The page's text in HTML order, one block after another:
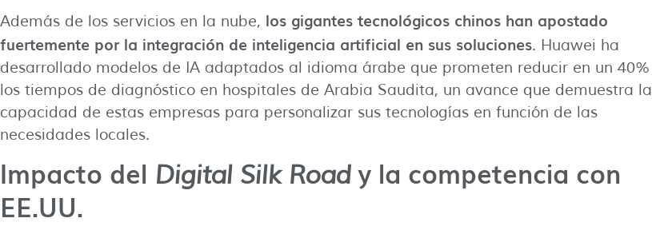
Además de los servicios en la nube, los gigantes tecnológicos chinos han apostado
fuertemente por la integración de inteligencia artificial en sus soluciones. Huawei ha
desarrollado modelos de IA adaptados al idioma árabe que prometen reducir en un 40%
los tiempos de diagnóstico en hospitales de Arabia Saudita, un avance que demuestra la
capacidad de estas empresas para personalizar sus tecnologías en función de las
necesidades locales.
Impacto del Digital Silk Roady la competencia con
EE.UU.